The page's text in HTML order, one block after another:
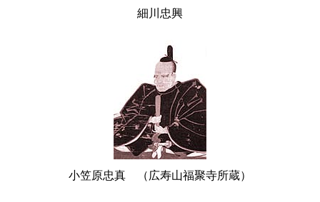
細川忠興
小笠原忠真 （広寿山福聚寺所蔵）